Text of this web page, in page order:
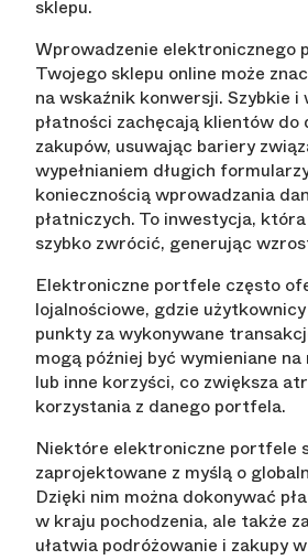
sklepu.
Wprowadzenie elektronicznego
Twojego sklepu online może
na wskaźnik konwersji. Szybkie i
płatności zachęcają klientów do
zakupów, usuwając bariery
wypełnianiem długich
koniecznością wprowadzania
płatniczych. To inwestycja,
szybko zwrócić, generując
Elektroniczne portfele często
lojalnościowe, gdzie
punkty za wykonywane
mogą później być wymieniane
lub inne korzyści, co zwiększa
korzystania z danego portfela.
Niektóre elektroniczne portfele
zaprojektowane z myślą o
Dzięki nim można dokonywać
w kraju pochodzenia, ale także
ułatwia podróżowanie i zakupy